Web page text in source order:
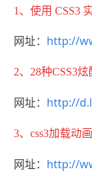
1、 使用 CSS3
网址： http://
2、 28种CSS3
网址： http://
3、 css3加载动
网址： http://